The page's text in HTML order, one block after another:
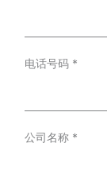
电话号码 *
公司名称 *